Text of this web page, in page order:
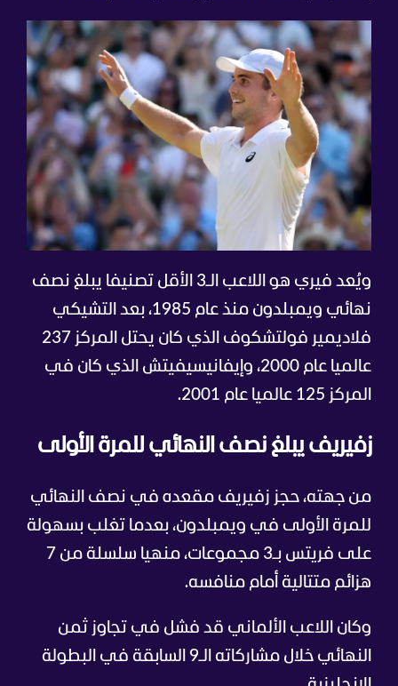
ويُعد فيري هو اللاعب الـ3 الأقل تصنيفا يبلغ نصف
نهائي ويمبلدون منذ عام 1985، بعد التشيكي
فلاديمير فولتشكوف الذي كان يحتل المركز 237
عالميا عام 2000، وإيفانيسيفيتش الذي كان في
المركز 125 عالميا عام 2001.
زفيريف يبلغ نصف النهائي للمرة الأولى
من جهته، حجز زفيريف مقعده في نصف النهائي
للمرة الأولى في ويمبلدون، بعدما تغلب بسهولة
على فريتس بـ3 مجموعات، منهيا سلسلة من 7
هزائم متتالية أمام منافسه.
وكان اللاعب الألماني قد فشل في تجاوز ثمن
النهائي خلال مشاركاته الـ9 السابقة في البطولة